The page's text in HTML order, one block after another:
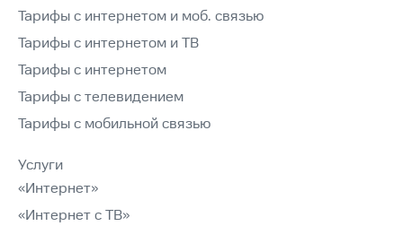
Тарифы с интернетом и моб. связью
Тарифы с интернетом и ТВ
Тарифы с интернетом
Тарифы с телевидением
Тарифы с мобильной связью
Услуги
«Интернет»
«Интернет с ТВ»